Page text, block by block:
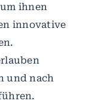
ihnen
innovative
und nach